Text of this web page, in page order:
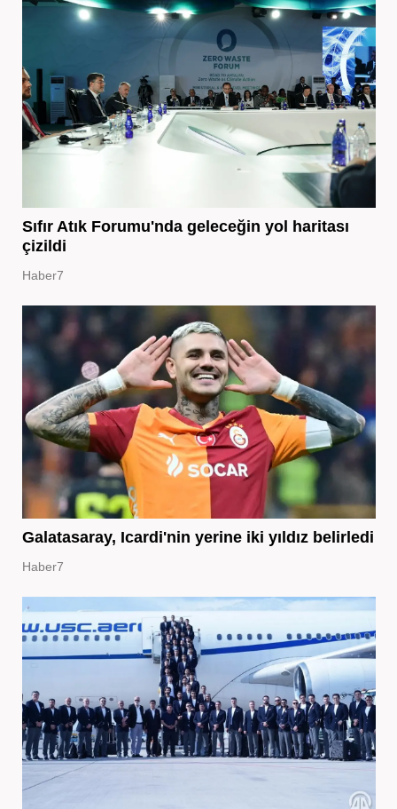
Sıfır Atık Forumu'nda geleceğin yol haritası
çizildi
Haber7
Galatasaray, Icardi'nin yerine iki yıldız belirledi
Haber7